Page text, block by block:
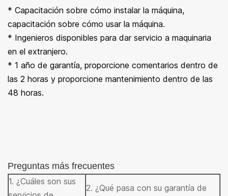
* Capacitación sobre cómo instalar la máquina,
capacitación sobre cómo usar la máquina.
* Ingenieros disponibles para dar servicio a maquinaria
en el extranjero.
* 1 año de garantía, proporcione comentarios dentro de
las 2 horas y proporcione mantenimiento dentro de las
48 horas.
Preguntas más frecuentes
1. ¿Cuáles son sus
2. ¿Qué pasa con su garantía de